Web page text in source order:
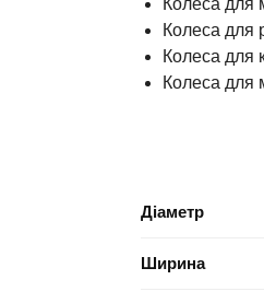
Колеса для
Колеса для
Колеса для
Колеса для
Діаметр
Ширина